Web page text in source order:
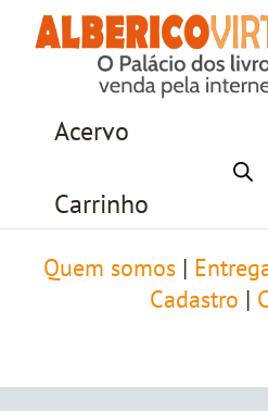
Acervo
Carrinho
Quem somos
Cadastro